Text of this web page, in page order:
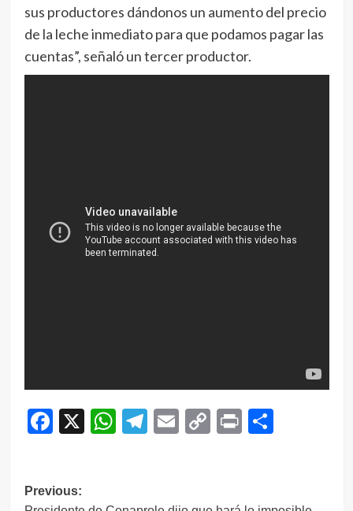
sus productores dándonos un aumento del precio
de la leche inmediato para que podamos pagar las
cuentas”, señaló un tercer productor.
Facebook
X WhatsApp
Telegram
EmailCopy
Print
Navegación
Previous: